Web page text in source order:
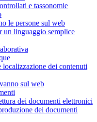
e tassonomie
le persone sul web
un linguaggio semplice
localizzazione dei contenuti
sul web
dei documenti elettronici
dei documenti